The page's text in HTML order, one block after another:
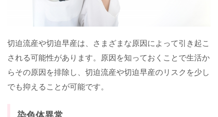
切迫流産や切迫早産は、さまざまな原因によって引き起こ
される可能性があります。原因を知っておくことで生活か
らその原因を排除し、切迫流産や切迫早産のリスクを少し
でも抑えることが可能です。